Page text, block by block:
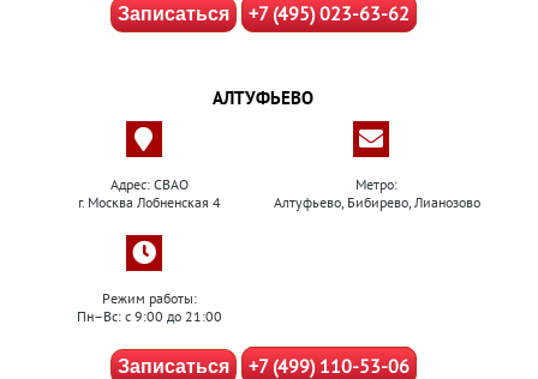
Записаться +7 (495) 023-63-62
АЛТУФЬЕВО
Адрес: СВАО
г. Москва Лобненская 4
Метро:
Алтуфьево, Бибирево, Лианозово
Режим работы:
Пн–Вс: с 9:00 до 21:00
Записаться +7 (499) 110-53-06